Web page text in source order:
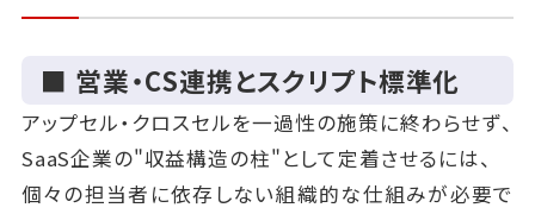
■ 営業・CS連携とスクリプト標準化
アップセル・クロスセルを一過性の施策に終わらせず、
SaaS企業の"収益構造の柱"として定着させるには、
個々の担当者に依存しない組織的な仕組みが必要で